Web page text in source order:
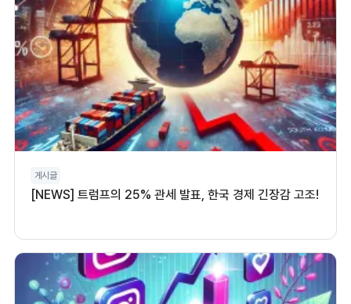
게시글
[NEWS] 트럼프의 25% 관세 발표, 한국 경제 긴장감 고조!